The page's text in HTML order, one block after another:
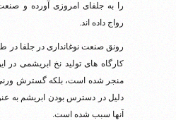
را به جلفای امروزی آورده و
رواج داده اند.
رونق صنعت نوغانداری در جلفا در
کارگاه های تولید نخ ابریشمی
منجر شده است، بلکه گسترش ورنی
دلیل در دسترس بودن ابریشم به
آنها سبب شده است.